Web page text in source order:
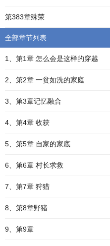
第383章殊荣
全部章节列表
1、第1章 怎么会是这样的穿越
2、第2章 一贫如洗的家庭
3、第3章记忆融合
4、第4章 收获
5、第5章 自家的家底
6、第6章 村长求救
7、第7章 狩猎
8、第8章野猪
9、第9章